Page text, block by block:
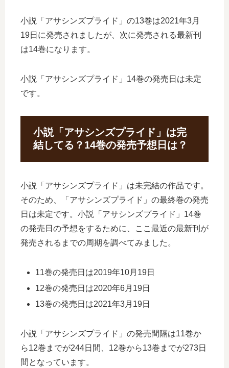
小説「アサシンズプライド」の13巻は2021年3月
19日に発売されましたが、次に発売される最新刊
は14巻になります。
小説「アサシンズプライド」14巻の発売日は未定
です。
小説「アサシンズプライド」は完
結してる？14巻の発売予想日は？
小説「アサシンズプライド」は未完結の作品です。
そのため、「アサシンズプライド」の最終巻の発売
日は未定です。小説「アサシンズプライド」14巻
の発売日の予想をするために、ここ最近の最新刊が
発売されるまでの周期を調べてみました。
11巻の発売日は2019年10月19日
12巻の発売日は2020年6月19日
13巻の発売日は2021年3月19日
小説「アサシンズプライド」の発売間隔は11巻か
ら12巻までが244日間、12巻から13巻までが273日
間となっています。